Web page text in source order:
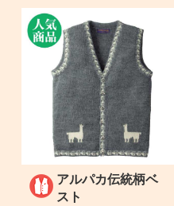
アルパカ伝統柄ベ
スト